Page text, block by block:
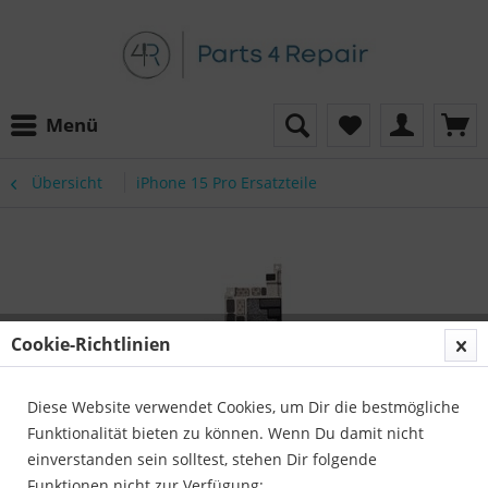
Menü
Übersicht iPhone 15 Pro Ersatzteile
Cookie-Richtlinien
Diese Website verwendet Cookies, um Dir die bestmögliche
Funktionalität bieten zu können. Wenn Du damit nicht
einverstanden sein solltest, stehen Dir folgende